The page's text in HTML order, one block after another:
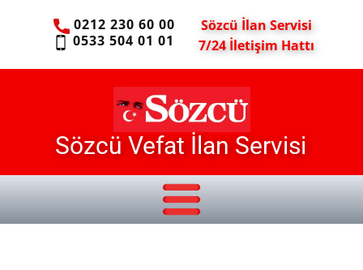
0212 230 60 00
0533 504 01 01
Sözcü İlan Servisi
7/24 İletişim Hattı
Sözcü Vefat İlan Servisi